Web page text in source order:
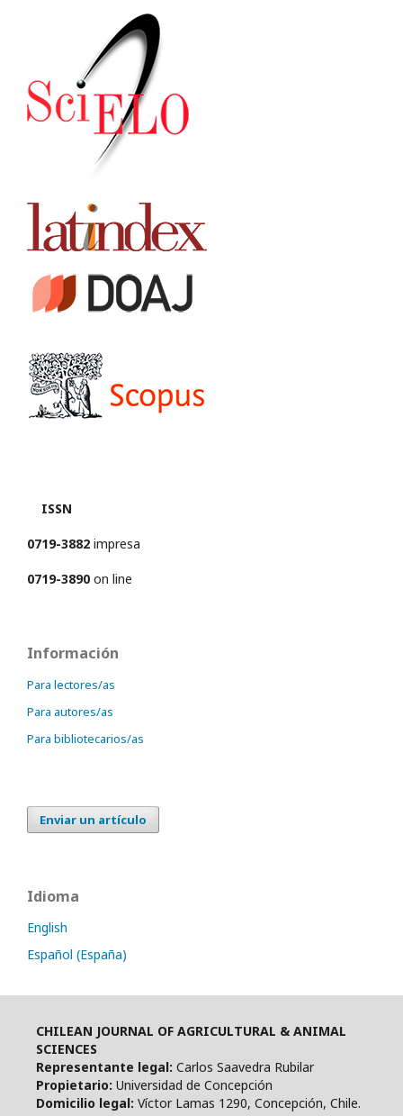
ISSN
0719-3882 impresa
0719-3890 on line
Información
Para lectores/as
Para autores/as
Para bibliotecarios/as
Enviar un artículo
Idioma
English
Español (España)
CHILEAN JOURNAL OF AGRICULTURAL & ANIMAL
SCIENCES
Representante legal: Carlos Saavedra Rubilar
Propietario: Universidad de Concepción
Domicilio legal: Víctor Lamas 1290, Concepción, Chile.